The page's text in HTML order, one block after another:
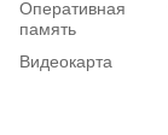
Оперативная
память
Видеокарта